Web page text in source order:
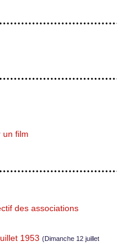
un film
des associations
1953 (Dimanche 12 juillet